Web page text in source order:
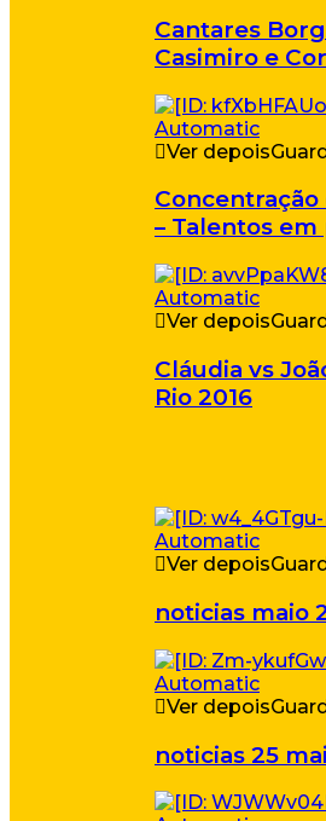
Cantares
Casimiro e
Ver depois
– Talentos em
Ver depois
Cláudia vs
Rio 2016
Ver depois
noticias maio
Ver depois
noticias 25